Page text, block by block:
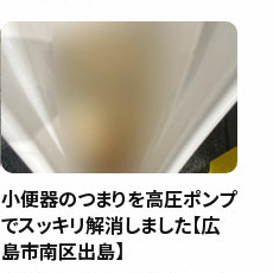
小便器のつまりを高圧ポンプ
でスッキリ解消しました【広
島市南区出島】